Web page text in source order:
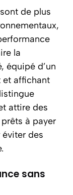
de plus
la
équipé d’un
et affichant
attire des
à payer
des
sans